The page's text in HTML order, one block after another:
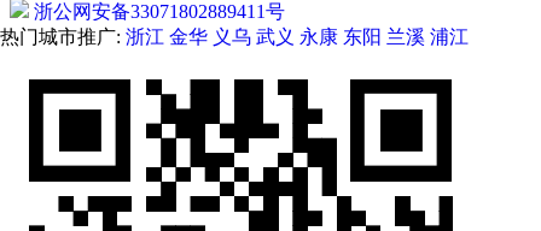
浙公网安备33071802889411号
热门城市推广: 浙江 金华 义乌 武义 永康 东阳 兰溪 浦江